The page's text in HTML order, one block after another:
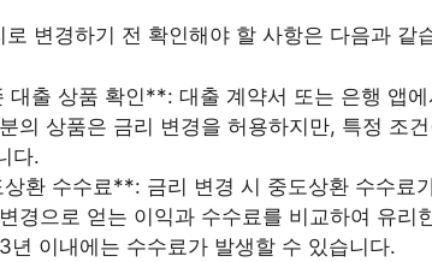
로 변경하기 전 확인해야 할 사항은 다음과 같
출 상품 확인**: 대출 계약서 또는 은행 앱
의 상품은 금리 변경을 허용하지만, 특정 조
다.
환 수수료**: 금리 변경 시 중도상환 수수료
경으로 얻는 이익과 수수료를 비교하여 유리
년 이내에는 수수료가 발생할 수 있습니다.